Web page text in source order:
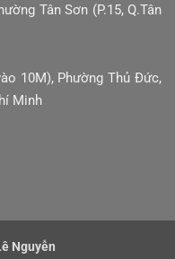
Tân Sơn (P.15, Q.Tân
10M), Phường Thủ Đức,
Minh
Nguyễn